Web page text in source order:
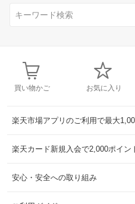
買い物かご お気に入り
楽天市場アプリのご利用で最大
楽天カード新規入会で2,000ポイン
安心・安全への取り組み